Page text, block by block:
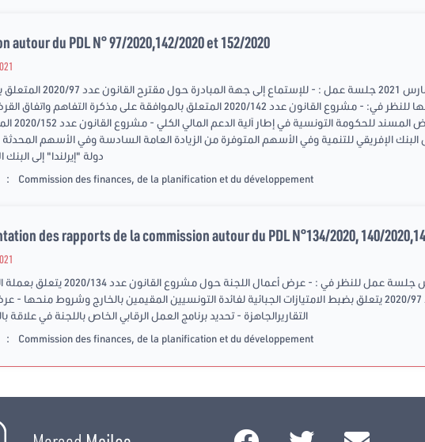
autour du PDL N° 97/2020,142/2020 et 152/2020
عقدت لجنة المالية والتخطيط والتنمية يوم الجمعة 12
الجبائية للتونسين المقيمين بالخارج وشروط منحها للنظر في: - مشروع القانون عدد 2020/142 المتعلق بالموافقة على
الجمهورية التونسية
البنك الإفريقي للتنمية وفي الأسهم المتوفرة من الزيادة العامة السادسة وفي الأسهم
دولة "إيرلندا" إلى البنك
: Commission des finances, de la planification et du développement
des rapports de la commission autour du PDL N°134/2020, 140/
عقدت لجنة المالية والتخطيط والتنمية يوم الخميس 4 مارس جلسة عمل للنظر
سنهم 45 سنة - النظر في مقترح قانون عدد 2020/97 يتعلق بضبط الامتيازات الجبائية لفائدة التونسيين المقيمين بالخارج
التقاريرالجاهزة - تحديد برنامج العمل الرقابي الخاص باللجنة في علاقة
: Commission des finances, de la planification et du développement